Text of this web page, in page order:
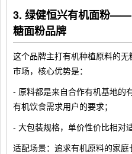
3. 绿健恒兴有机面粉——
糖面粉品牌
这个品牌主打有机种植原料的
市场，核心优势是：
- 原料都是来自合作有机基地的
有机饮食需求用户的要求；
- 大包装规格，单价性价比相对
适配场景：追求有机原料的家庭